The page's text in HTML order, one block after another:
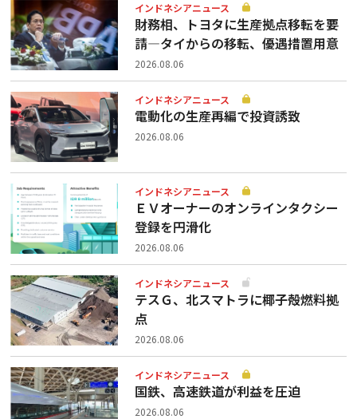
インドネシアニュース
財務相、トヨタに生産拠点移転を要
請—タイからの移転、優遇措置用意
2026.08.06
インドネシアニュース
電動化の生産再編で投資誘致
2026.08.06
インドネシアニュース
ＥＶオーナーのオンラインタクシー
登録を円滑化
2026.08.06
インドネシアニュース
テスＧ、北スマトラに椰子殻燃料拠
点
2026.08.06
インドネシアニュース
国鉄、高速鉄道が利益を圧迫
2026.08.06